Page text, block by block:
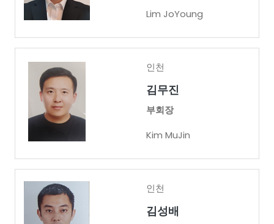
Lim JoYoung
인천
김무진
부회장
Kim MuJin
인천
김성배